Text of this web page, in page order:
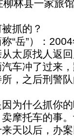
县一家旅馆
抓的？
岳”）：2004
太原找人返
车冲了过来
，之后刑警
为什么抓你的
托车的事。
以后，办案